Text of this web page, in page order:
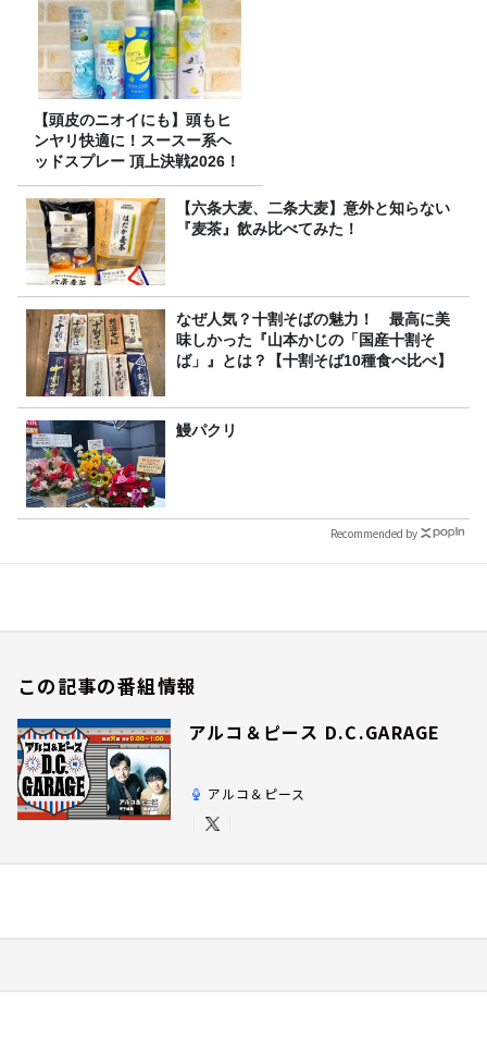
【頭皮のニオイにも】頭もヒ
ンヤリ快適に！スースー系ヘ
ッドスプレー 頂上決戦2026！
【六条大麦、二条大麦】意外と知らない
『麦茶』飲み比べてみた！
なぜ人気？十割そばの魅力！ 最高に美
味しかった『山本かじの「国産十割そ
ば」』とは？【十割そば10種食べ比べ】
鰻パクリ
Recommended by
この記事の番組情報
アルコ＆ピース D.C.GARAGE
アルコ＆ピース